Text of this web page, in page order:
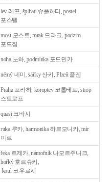
lev 레프, šplhati 슈플하티, postel
포스텔
most 모스트, mrak 므라크, podzim
포드짐
noha 노하, podmínka 포드민카
němý 네미, sáňky 산키, Plzeň 플젠
Praha 프라하, koroptev 코롭테프, strop
스트로프
quasi 크바시
ruka 루카, harmonika 하르모니카, mír
미르
řeka 르제카, námořník 나모르주니크,
hořký 호르슈키,
kouř 코우르시